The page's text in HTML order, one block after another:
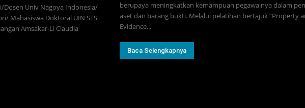
Dosen Univ Nagoya Indonesia/
Mahasiswa Doktoral UIN STS
Amsakar-Li Claudia
berupaya meningkatkan kemampuan pegawainya dalam
aset dan barang bukti. Melalui pelatihan bertajuk “Property
Evidence...
Baca Selengkapnya